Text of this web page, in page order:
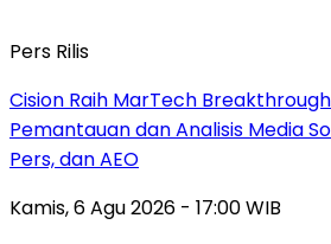
Pers Rilis
Cision Raih MarTech
Pemantauan dan Analisis Media
Pers, dan AEO
Kamis, 6 Agu 2026 - 17:00 WIB